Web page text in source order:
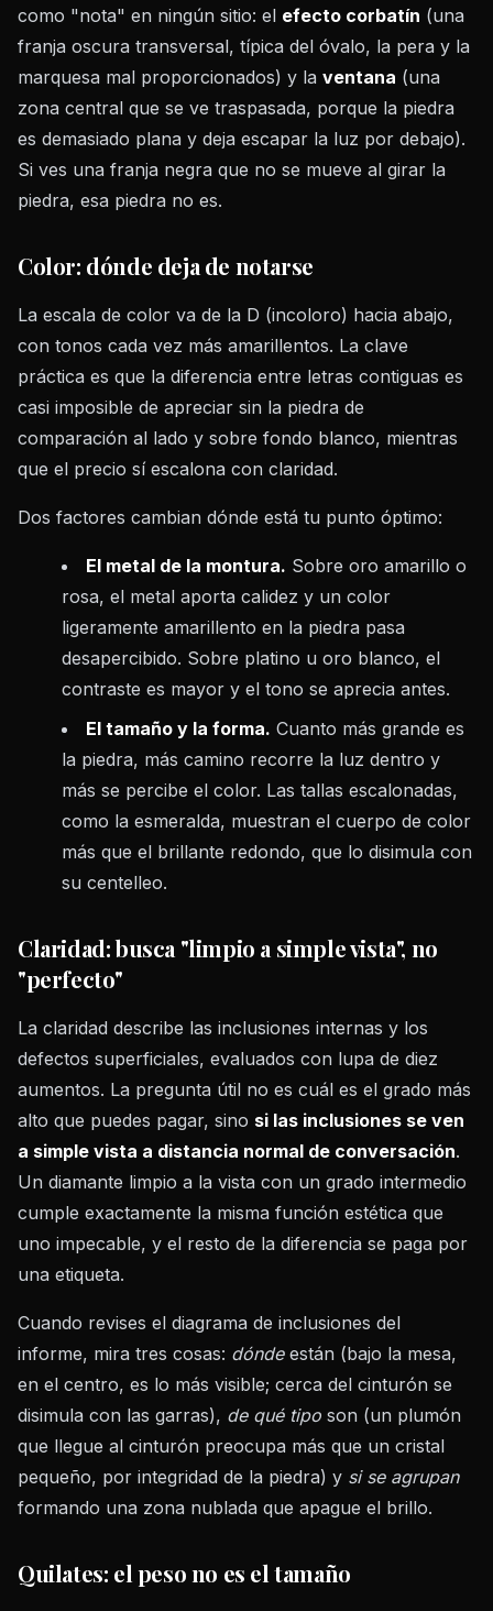
como "nota" en ningún sitio: el efecto corbatín (una
franja oscura transversal, típica del óvalo, la pera y la
marquesa mal proporcionados) y la ventana (una
zona central que se ve traspasada, porque la piedra
es demasiado plana y deja escapar la luz por debajo).
Si ves una franja negra que no se mueve al girar la
piedra, esa piedra no es.
Color: dónde deja de notarse
La escala de color va de la D (incoloro) hacia abajo,
con tonos cada vez más amarillentos. La clave
práctica es que la diferencia entre letras contiguas es
casi imposible de apreciar sin la piedra de
comparación al lado y sobre fondo blanco, mientras
que el precio sí escalona con claridad.
Dos factores cambian dónde está tu punto óptimo:
El metal de la montura. Sobre oro amarillo o
rosa, el metal aporta calidez y un color
ligeramente amarillento en la piedra pasa
desapercibido. Sobre platino u oro blanco, el
contraste es mayor y el tono se aprecia antes.
El tamaño y la forma. Cuanto más grande es
la piedra, más camino recorre la luz dentro y
más se percibe el color. Las tallas escalonadas,
como la esmeralda, muestran el cuerpo de color
más que el brillante redondo, que lo disimula con
su centelleo.
Claridad: busca "limpio a simple vista", no
"perfecto"
La claridad describe las inclusiones internas y los
defectos superficiales, evaluados con lupa de diez
aumentos. La pregunta útil no es cuál es el grado más
alto que puedes pagar, sino si las inclusiones se ven
a simple vista a distancia normal de conversación.
Un diamante limpio a la vista con un grado intermedio
cumple exactamente la misma función estética que
uno impecable, y el resto de la diferencia se paga por
una etiqueta.
Cuando revises el diagrama de inclusiones del
informe, mira tres cosas: dóndeestán (bajo la mesa,
en el centro, es lo más visible; cerca del cinturón se
disimula con las garras), de qué tipo son (un plumón
que llegue al cinturón preocupa más que un cristal
pequeño, por integridad de la piedra) y si se agrupan
formando una zona nublada que apague el brillo.
Quilates: el peso no es el tamaño